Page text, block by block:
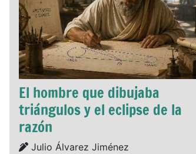
El hombre que dibujaba
triángulos y el eclipse de la
razón
Details
Julio Álvarez Jiménez